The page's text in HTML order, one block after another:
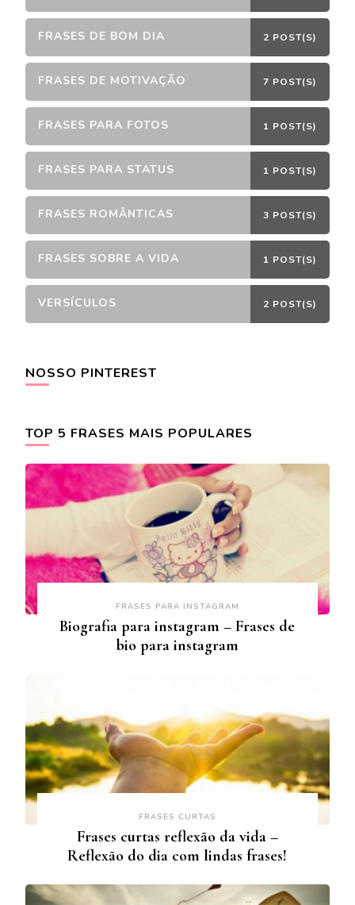
FRASES DE BOM DIA 2 POST(S)
FRASES DE MOTIVAÇÃO 7 POST(S)
FRASES PARA FOTOS 1 POST(S)
FRASES PARA STATUS 1 POST(S)
FRASES ROMÂNTICAS 3 POST(S)
FRASES SOBRE A VIDA 1 POST(S)
VERSÍCULOS 2 POST(S)
NOSSO PINTEREST
TOP 5 FRASES MAIS POPULARES
FRASES PARA INSTAGRAM
Biografia para instagram – Frases de
bio para instagram
FRASES CURTAS
Frases curtas reflexão da vida –
Reflexão do dia com lindas frases!